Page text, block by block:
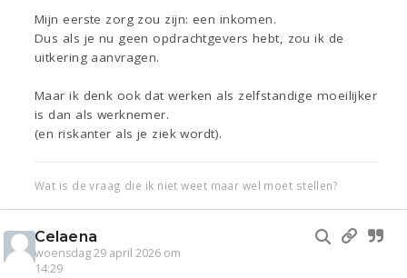
Mijn eerste zorg zou zijn: een inkomen.
Dus als je nu geen opdrachtgevers hebt, zou ik de
uitkering aanvragen.
Maar ik denk ook dat werken als zelfstandige moeilijker
is dan als werknemer.
(en riskanter als je ziek wordt).
Wat is de vraag die ik niet weet maar wel moet stellen?
Celaena
woensdag 29 april 2026 om
14:29